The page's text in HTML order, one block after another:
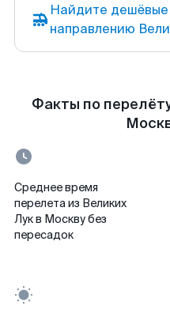
Найдите
направлению
Факты по
Среднее время
перелета из Великих
Лук в Москву без
пересадок